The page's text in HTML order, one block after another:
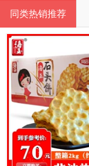
同类热销推荐